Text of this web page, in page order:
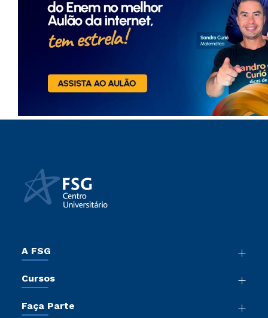
A FSG
Sala de Imprensa
Cursos
Pós-Graduação
Faça Parte